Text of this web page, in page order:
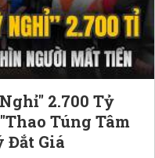
2.700 Tỷ
Túng Tâm
Đắt Giá